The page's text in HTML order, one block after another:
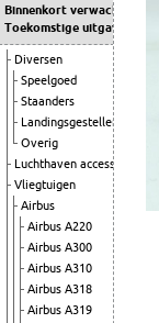
Binnenkort verwacht
Toekomstige uitgaven
Diversen
Speelgoed
Staanders
Landingsgestellen
Overig
Luchthaven accessoires
Vliegtuigen
Airbus
Airbus A220
Airbus A300
Airbus A310
Airbus A318
Airbus A319